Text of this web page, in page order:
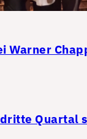
Warner
Quartal